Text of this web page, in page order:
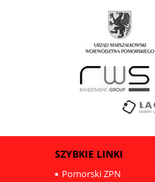
SZYBKIE LINKI
Pomorski ZPN